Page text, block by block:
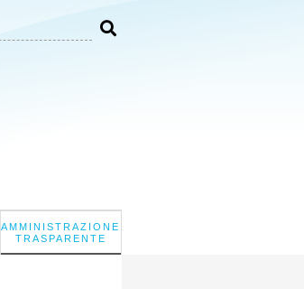
AMMINISTRAZIONE
TRASPARENTE